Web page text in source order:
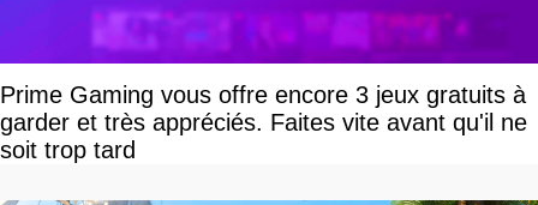
Prime Gaming vous offre encore 3 jeux gratuits à
garder et très appréciés. Faites vite avant qu'il ne
soit trop tard